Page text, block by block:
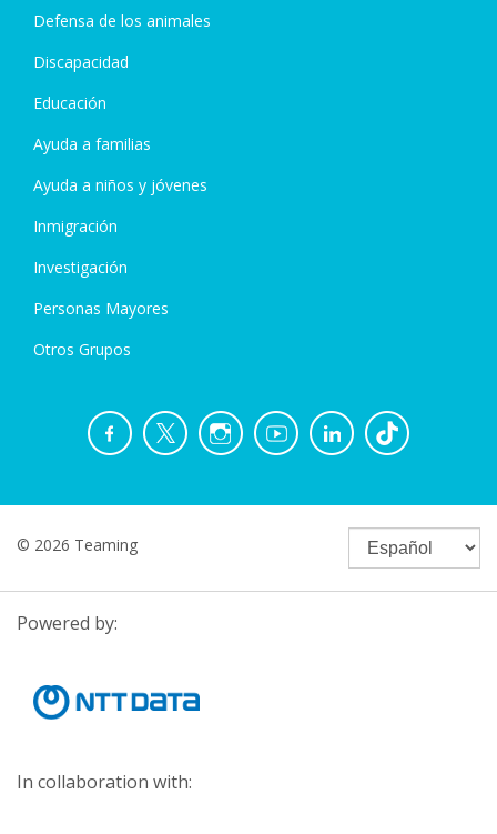
Defensa de los animales
Discapacidad
Educación
Ayuda a familias
Ayuda a niños y jóvenes
Inmigración
Investigación
Personas Mayores
Otros Grupos
© 2026 Teaming
Powered by:
In collaboration with: